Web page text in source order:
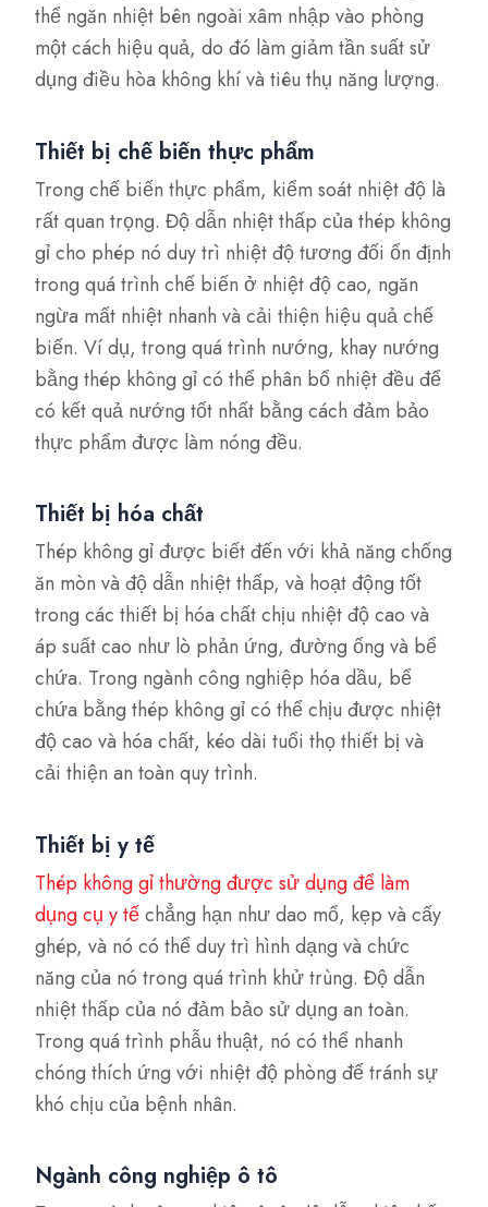
thể ngăn nhiệt bên ngoài xâm nhập vào phòng
một cách hiệu quả, do đó làm giảm tần suất sử
dụng điều hòa không khí và tiêu thụ năng lượng.
Thiết bị chế biến thực phẩm
Trong chế biến thực phẩm, kiểm soát nhiệt độ là
rất quan trọng. Độ dẫn nhiệt thấp của thép không
gỉ cho phép nó duy trì nhiệt độ tương đối ổn định
trong quá trình chế biến ở nhiệt độ cao, ngăn
ngừa mất nhiệt nhanh và cải thiện hiệu quả chế
biến. Ví dụ, trong quá trình nướng, khay nướng
bằng thép không gỉ có thể phân bổ nhiệt đều để
có kết quả nướng tốt nhất bằng cách đảm bảo
thực phẩm được làm nóng đều.
Thiết bị hóa chất
Thép không gỉ được biết đến với khả năng chống
ăn mòn và độ dẫn nhiệt thấp, và hoạt động tốt
trong các thiết bị hóa chất chịu nhiệt độ cao và
áp suất cao như lò phản ứng, đường ống và bể
chứa. Trong ngành công nghiệp hóa dầu, bể
chứa bằng thép không gỉ có thể chịu được nhiệt
độ cao và hóa chất, kéo dài tuổi thọ thiết bị và
cải thiện an toàn quy trình.
Thiết bị y tế
Thép không gỉ thường được sử dụng để làm
dụng cụ y tếchẳng hạn như dao mổ, kẹp và cấy
ghép, và nó có thể duy trì hình dạng và chức
năng của nó trong quá trình khử trùng. Độ dẫn
nhiệt thấp của nó đảm bảo sử dụng an toàn.
Trong quá trình phẫu thuật, nó có thể nhanh
chóng thích ứng với nhiệt độ phòng để tránh sự
khó chịu của bệnh nhân.
Ngành công nghiệp ô tô